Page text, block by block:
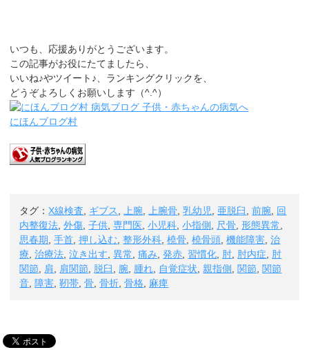
いつも、応援ありがとうございます。
この記事がお役にたてましたら、
いいね♪やツイート♪、ランキングクリックを、
どうぞよろしくお願いします（^.^）
にほんブログ村
タグ： X線検査 ギブス 上腕 上腕骨 ,乳幼児 亜脱臼 ,前腕 回
内整復法 ,外傷 ,子供 ,専門医 ,小児科 ,小指側 尺骨 ,形態異常
思春期 ,手首 ,押し込む ,整形外科 ,橈骨 ,橈骨頭 ,機能障害 ,治
療 ,治療法 ,泣き出す ,異常 ,痛み ,発赤 習慣化 肘 肘内症
肘
関節
肩 肩関節 脱臼 腕 腫れ 自覚症状 ,親指側 ,関節 ,関節
音 ,障害 ,靭帯 ,骨 ,骨折 ,骨格 麻痺